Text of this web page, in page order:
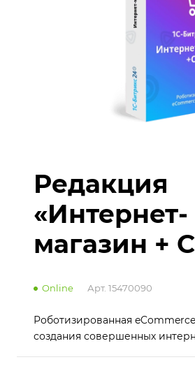
Редакция
«Интернет-
магазин +
Online Арт. 15470090
Роботизированная
создания совершенных